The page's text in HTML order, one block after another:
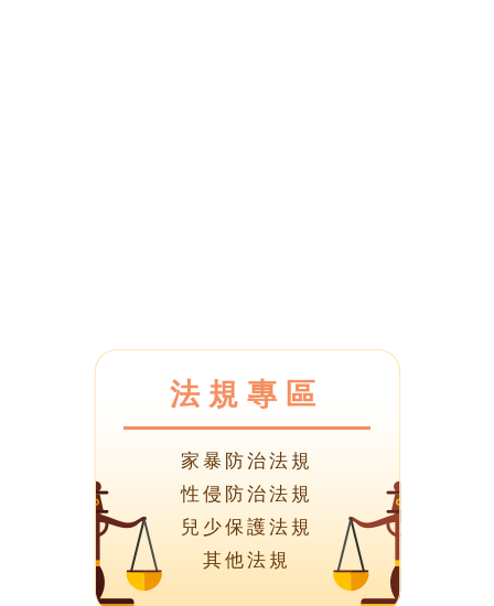
法規專區
家暴防治法規
性侵防治法規
兒少保護法規
其他法規